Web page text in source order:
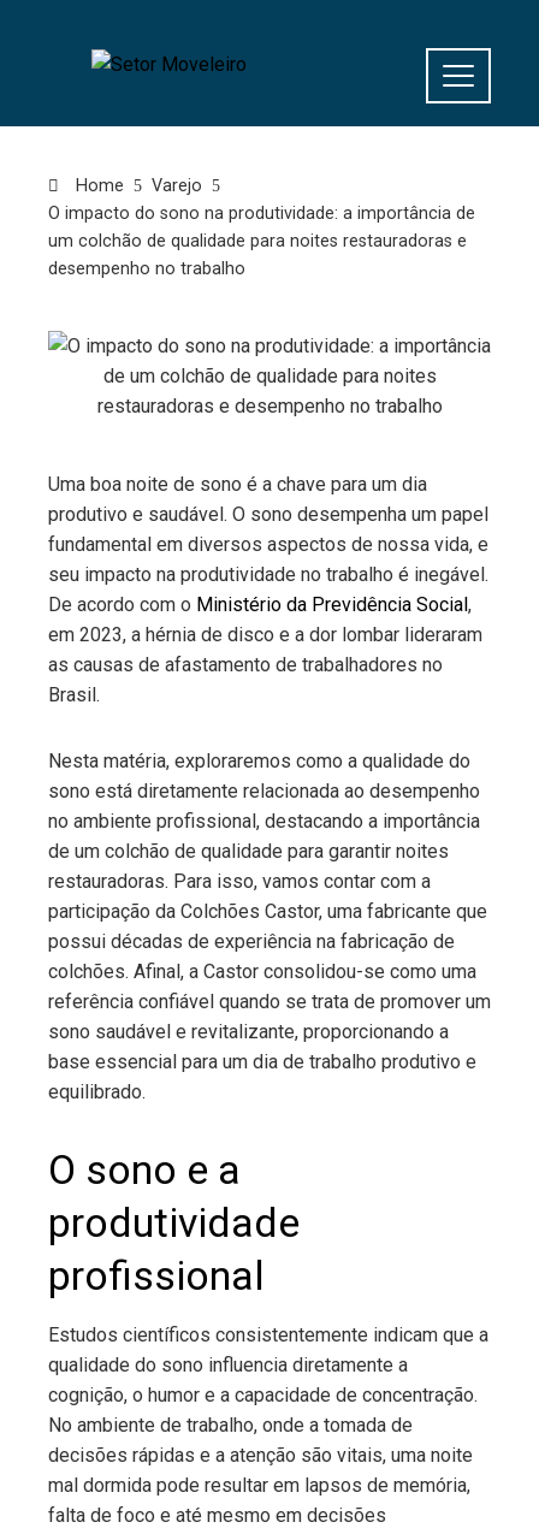
Home
Varejo
O impacto do sono na produtividade: a importância de
um colchão de qualidade para noites restauradoras e
desempenho no trabalho
Uma boa noite de sono é a chave para um dia
produtivo e saudável. O sono desempenha um papel
fundamental em diversos aspectos de nossa vida, e
seu impacto na produtividade no trabalho é inegável.
De acordo com o Ministério da Previdência Social,
em 2023, a hérnia de disco e a dor lombar lideraram
as causas de afastamento de trabalhadores no
Brasil.
Nesta matéria, exploraremos como a qualidade do
sono está diretamente relacionada ao desempenho
no ambiente profissional, destacando a importância
de um colchão de qualidade para garantir noites
restauradoras. Para isso, vamos contar com a
participação da Colchões Castor, uma fabricante que
possui décadas de experiência na fabricação de
colchões. Afinal, a Castor consolidou-se como uma
referência confiável quando se trata de promover um
sono saudável e revitalizante, proporcionando a
base essencial para um dia de trabalho produtivo e
equilibrado.
O sono e a
produtividade
profissional
Estudos científicos consistentemente indicam que a
qualidade do sono influencia diretamente a
cognição, o humor e a capacidade de concentração.
No ambiente de trabalho, onde a tomada de
decisões rápidas e a atenção são vitais, uma noite
mal dormida pode resultar em lapsos de memória,
falta de foco e até mesmo em decisões